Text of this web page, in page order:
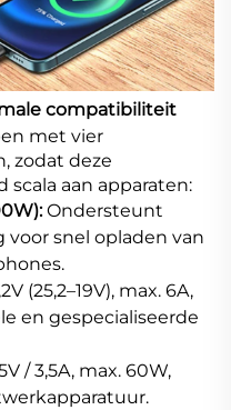
compatibiliteit
met vier
zodat deze
aan apparaten:
Ondersteunt
voor snel opladen van
(25,2–19V), max. 6A,
en gespecialiseerde
/ 3,5A, max. 60W,